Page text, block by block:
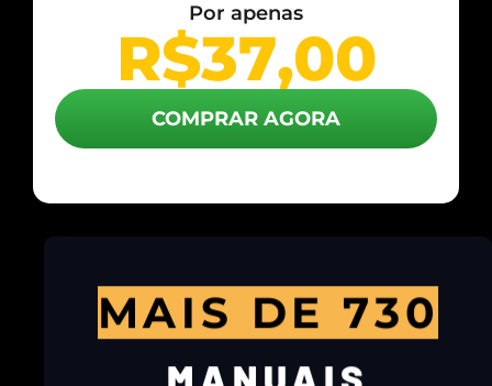
Por apenas
R$​37,00
COMPRAR AGORA
MAIS DE 730
MARCAS E
MODELOS